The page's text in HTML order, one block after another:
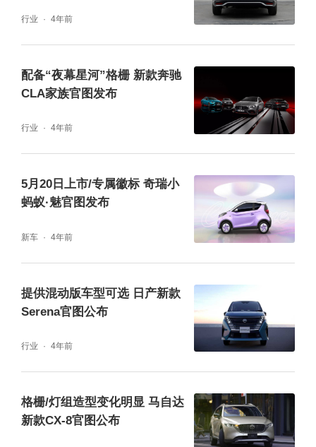
行业 4年前
配备“夜幕星河”格栅 新款奔驰
CLA家族官图发布
行业 4年前
5月20日上市/专属徽标 奇瑞小
蚂蚁·魅官图发布
新车 4年前
提供混动版车型可选 日产新款
Serena官图公布
行业 4年前
格栅/灯组造型变化明显 马自达
新款CX-8官图公布